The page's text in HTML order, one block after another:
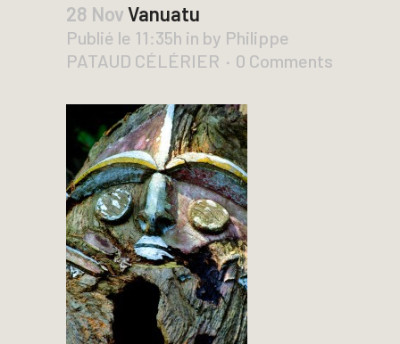
28 NovVanuatu
Publié le 11:35h in by Philippe
PATAUD CÉLÉRIER
0 Comments